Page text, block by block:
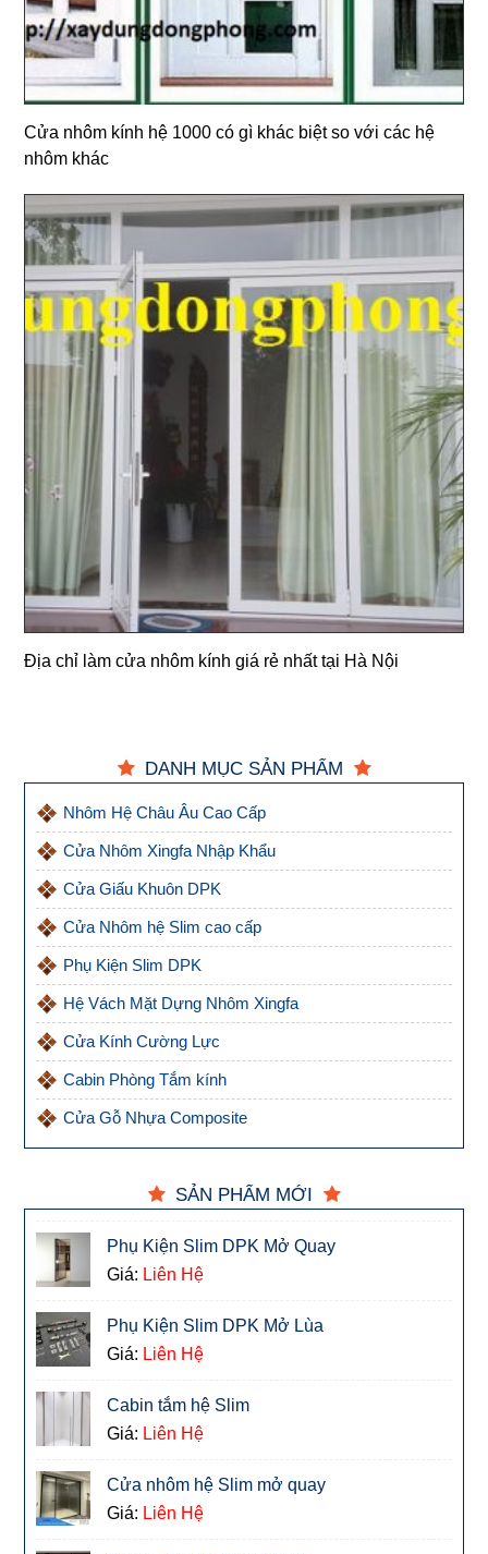
Cửa nhôm kính hệ 1000 có gì khác biệt so với các hệ
nhôm khác
Địa chỉ làm cửa nhôm kính giá rẻ nhất tại Hà Nội
DANH MỤC SẢN PHẨM
Nhôm Hệ Châu Âu Cao Cấp
Cửa Nhôm Xingfa Nhập Khẩu
Cửa Giấu Khuôn DPK
Cửa Nhôm hệ Slim cao cấp
Phụ Kiện Slim DPK
Hệ Vách Mặt Dựng Nhôm Xingfa
Cửa Kính Cường Lực
Cabin Phòng Tắm kính
Cửa Gỗ Nhựa Composite
SẢN PHẨM MỚI
Phụ Kiện Slim DPK Mở Quay
Giá: Liên Hệ
Phụ Kiện Slim DPK Mở Lùa
Giá: Liên Hệ
Cabin tắm hệ Slim
Giá: Liên Hệ
Cửa nhôm hệ Slim mở quay
Giá: Liên Hệ